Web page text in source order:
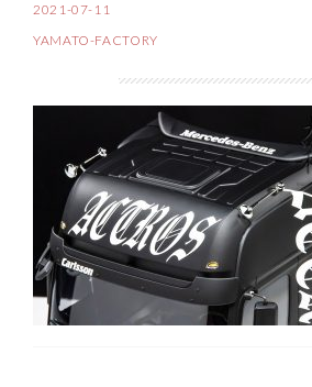
2021-07-11
YAMATO-FACTORY